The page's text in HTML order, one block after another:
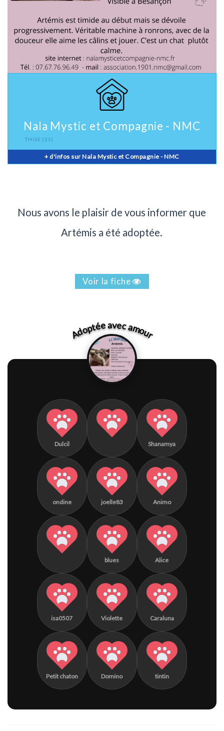
Nala Mystic et Compagnie - NMC
THISE (25)
+ d'infos sur Nala Mystic et Compagnie - NMC
Nous avons le plaisir de vous informer que
Artémis a été adoptée.
Voir la fiche
Adoptée avec amour
Dulcil Shanamya
ondine joelle83 Animo
blues Alice
isa0507 Violette Caraluna
Petit chaton Domino tintin